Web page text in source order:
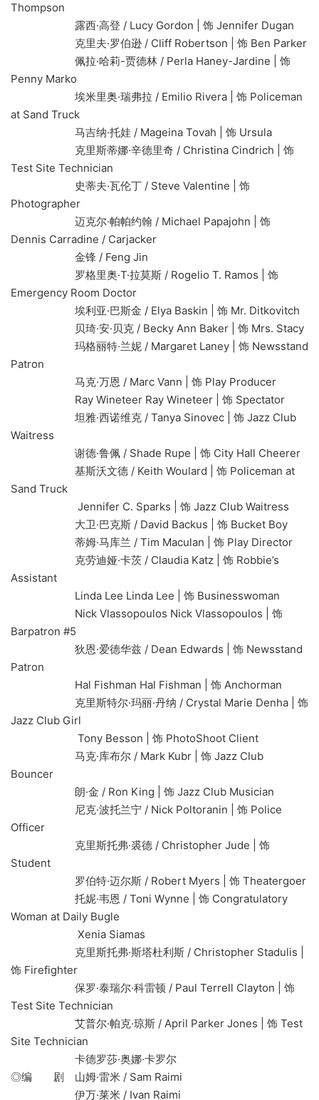
Thompson
露西·高登 / Lucy Gordon | 饰 Jennifer Dugan
克里夫·罗伯逊 / Cliff Robertson | 饰 Ben Parker
佩拉·哈莉-贾德林 / Perla Haney-Jardine | 饰
Penny Marko
埃米里奥·瑞弗拉 / Emilio Rivera | 饰 Policeman
at Sand Truck
马吉纳·托娃 / Mageina Tovah | 饰 Ursula
克里斯蒂娜·辛德里奇 / Christina Cindrich | 饰
Test Site Technician
史蒂夫·瓦伦丁 / Steve Valentine | 饰
Photographer
迈克尔·帕帕约翰 / Michael Papajohn | 饰
Dennis Carradine / Carjacker
金锋 / Feng Jin
罗格里奥·T·拉莫斯 / Rogelio T. Ramos | 饰
Emergency Room Doctor
埃利亚·巴斯金 / Elya Baskin | 饰 Mr. Ditkovitch
贝琦·安·贝克 / Becky Ann Baker | 饰 Mrs. Stacy
玛格丽特·兰妮 / Margaret Laney | 饰 Newsstand
Patron
马克·万恩 / Marc Vann | 饰 Play Producer
Ray Wineteer Ray Wineteer | 饰 Spectator
坦雅·西诺维克 / Tanya Sinovec | 饰 Jazz Club
Waitress
谢德·鲁佩 / Shade Rupe | 饰 City Hall Cheerer
基斯沃文德 / Keith Woulard | 饰 Policeman at
Sand Truck
Jennifer C. Sparks | 饰 Jazz Club Waitress
大卫·巴克斯 / David Backus | 饰 Bucket Boy
蒂姆·马库兰 / Tim Maculan | 饰 Play Director
克劳迪娅·卡茨 / Claudia Katz | 饰 Robbie’s
Assistant
Linda Lee Linda Lee | 饰 Businesswoman
Nick Vlassopoulos Nick Vlassopoulos | 饰
Barpatron #5
狄恩·爱德华兹 / Dean Edwards | 饰 Newsstand
Patron
Hal Fishman Hal Fishman | 饰 Anchorman
克里斯特尔·玛丽·丹纳 / Crystal Marie Denha | 饰
Jazz Club Girl
Tony Besson | 饰 PhotoShoot Client
马克·库布尔 / Mark Kubr | 饰 Jazz Club
Bouncer
朗·金 / Ron King | 饰 Jazz Club Musician
尼克·波托兰宁 / Nick Poltoranin | 饰 Police
Officer
克里斯托弗·裘德 / Christopher Jude | 饰
Student
罗伯特·迈尔斯 / Robert Myers | 饰 Theatergoer
托妮·韦恩 / Toni Wynne | 饰 Congratulatory
Woman at Daily Bugle
Xenia Siamas
克里斯托弗·斯塔杜利斯 / Christopher Stadulis |
饰 Firefighter
保罗·泰瑞尔·科雷顿 / Paul Terrell Clayton | 饰
Test Site Technician
艾普尔·帕克·琼斯 / April Parker Jones | 饰 Test
Site Technician
卡德罗莎·奥娜·卡罗尔
◎编 剧 山姆·雷米 / Sam Raimi
伊万·莱米 / Ivan Raimi